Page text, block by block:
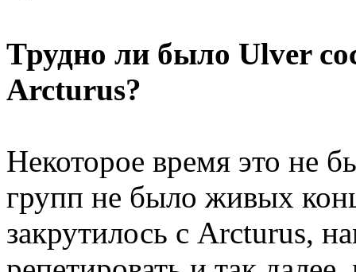
Трудно ли было Ulver
Arcturus?
Некоторое время это не
групп не было живых
закрутилось с Arcturus,